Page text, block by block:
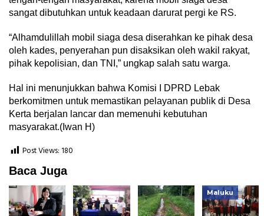
sangat dibutuhkan untuk keadaan darurat pergi ke RS.
“Alhamdulillah mobil siaga desa diserahkan ke pihak desa
oleh kades, penyerahan pun disaksikan oleh wakil rakyat,
pihak kepolisian, dan TNI,” ungkap salah satu warga.
Hal ini menunjukkan bahwa Komisi I DPRD Lebak
berkomitmen untuk memastikan pelayanan publik di Desa
Kerta berjalan lancar dan memenuhi kebutuhan
masyarakat.(Iwan H)
Post Views: 180
Baca Juga
Maluku